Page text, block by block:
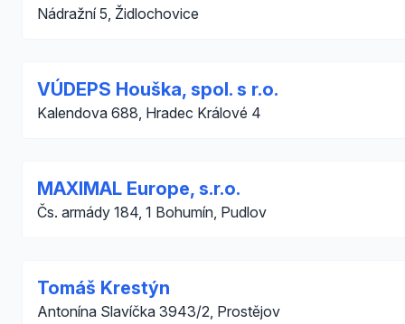
Nádražní 5, Židlochovice
VÚDEPS Houška, spol. s r.o.
Kalendova 688, Hradec Králové 4
MAXIMAL Europe, s.r.o.
Čs. armády 184, 1 Bohumín, Pudlov
Tomáš Krestýn
Antonína Slavíčka 3943/2, Prostějov